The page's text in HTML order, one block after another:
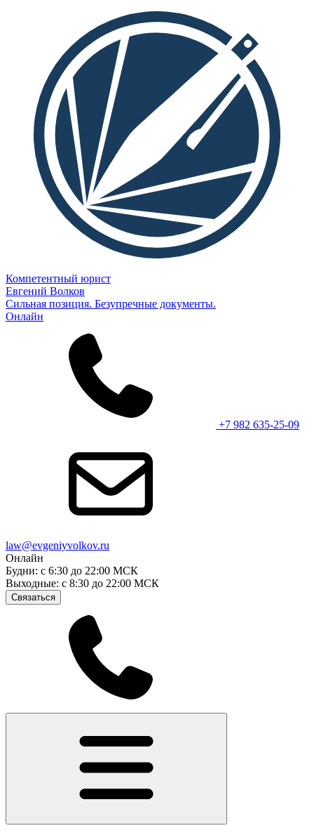
Компетентный юрист
Евгений Волков
Сильная позиция. Безупречные документы.
Онлайн
+7 982 635-25-09
law@evgeniyvolkov.ru
Онлайн
Будни: с 6:30 до 22:00 МСК
Выходные: с 8:30 до 22:00 МСК
Связаться